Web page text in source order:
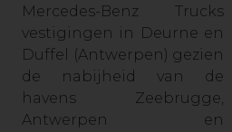
Mercedes-Benz Trucks
vestigingen in Deurne en
Duffel (Antwerpen) gezien
de nabijheid van de
havens Zeebrugge,
Antwerpen en